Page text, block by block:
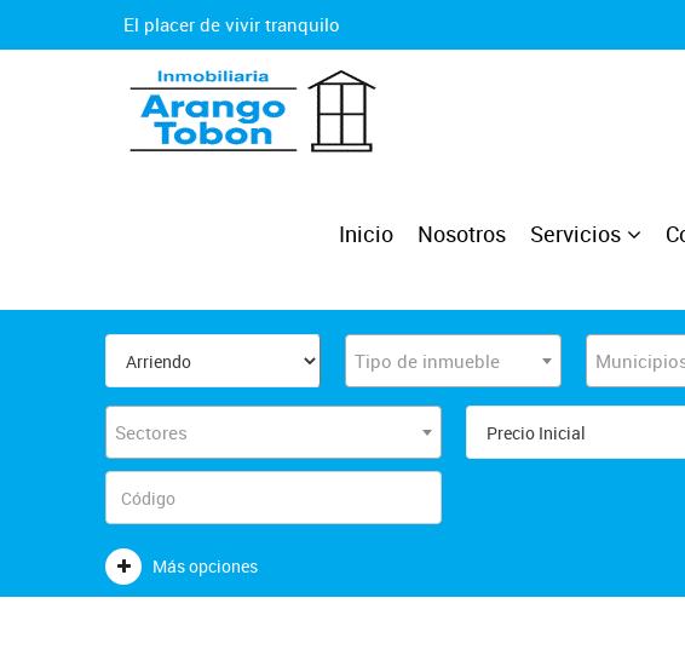
El placer de vivir tranquilo
Inicio Nosotros Servicios
Tipo de inmueble
Sectores
Más opciones